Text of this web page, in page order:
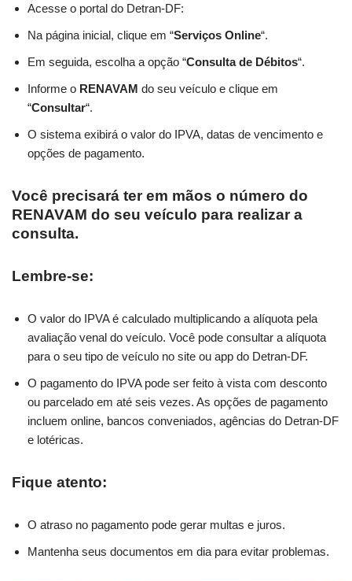
Acesse o portal do Detran-DF:
Na página inicial, clique em “Serviços Online“.
Em seguida, escolha a opção “Consulta de Débitos“.
Informe o RENAVAM do seu veículo e clique em
“Consultar“.
O sistema exibirá o valor do IPVA, datas de vencimento e
opções de pagamento.
Você precisará ter em mãos o número do
RENAVAM do seu veículo para realizar a
consulta.
Lembre-se:
O valor do IPVA é calculado multiplicando a alíquota pela
avaliação venal do veículo. Você pode consultar a alíquota
para o seu tipo de veículo no site ou app do Detran-DF.
O pagamento do IPVA pode ser feito à vista com desconto
ou parcelado em até seis vezes. As opções de pagamento
incluem online, bancos conveniados, agências do Detran-DF
e lotéricas.
Fique atento:
O atraso no pagamento pode gerar multas e juros.
Mantenha seus documentos em dia para evitar problemas.